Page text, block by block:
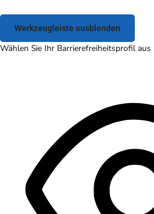
Werkzeugleiste ausblenden
Wählen Sie Ihr Barrierefreiheitsprofil aus